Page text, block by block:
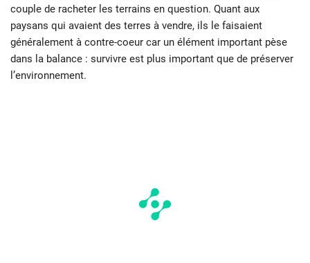
couple de racheter les terrains en question. Quant aux
paysans qui avaient des terres à vendre, ils le faisaient
généralement à contre-coeur car un élément important pèse
dans la balance : survivre est plus important que de préserver
l’environnement.